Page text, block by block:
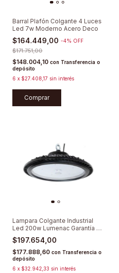
Barral Plafón Colgante 4 Luces
Led 7w Moderno Acero Deco
$164.449,00 -4% OFF
$171.751,00
$148.004,10 con Transferencia o
depósito
6 x $27.408,17 sin interés
Comprar
Lampara Colgante Industrial
Led 200w Lumenac Garantía 3
Años
$197.654,00
$177.888,60 con Transferencia o
depósito
6 x $32.942,33 sin interés